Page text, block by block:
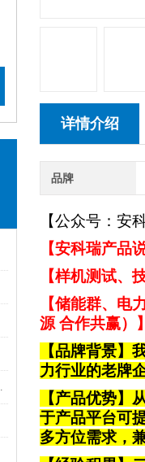
能新时代
详情介绍
品牌
【公众号：安
【安科瑞产品
【样机测试、
【储能群、电
源 合作共赢）
【品牌背景】
力行业的老牌
【产品优势】
于产品平台可
多方位需求，